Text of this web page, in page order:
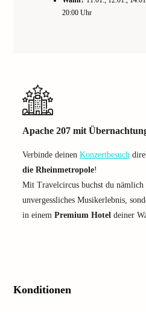
20:00 Uhr
Apache 207 mit
Verbinde deinen Konzertbesuch
die Rheinmetropole!
Mit Travelcircus buchst du
unvergessliches Musikerlebnis,
in einem Premium Hotel deiner
Konditionen